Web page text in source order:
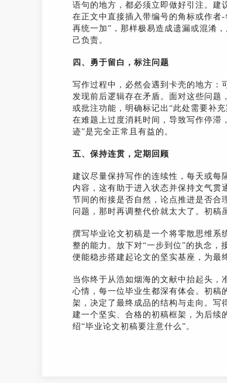
语句的地方，都必须立即做好引注。建
在正文中直接插入带编号的角标或作者
再统一加”，那样极易造成遗漏或混淆
己负责。
四、勇于留白，标注问题
写作过程中，必然会遇到卡壳的地方：
发现前后逻辑存在矛盾。面对这些问题
或批注功能，明确标记出“此处需要补
在难题上过度消耗时间，导致写作停滞
迹”是完全正常且有益的。
五、保持连贯，定期回顾
建议尽量保持写作的连续性，每天或每
内容，这有助于进入状态并保持文气贯
节间的衔接是否自然，论点推进是否合
问题，那时再调整代价就太大了。初稿
撰写毕业论文初稿是一个将零散思维系
整的能力。放下对“一步到位”的执念，
便能稳步搭建起论文的坚实基座，为最
当你终于从浩如烟海的文献中抬起头，
心情，每一位毕业生都深有体会。初稿
架，决定了最终成品的结构与走向。写
建一个坚实、合格的初稿框架，为后续
绍“毕业论文初稿要注意什么”。